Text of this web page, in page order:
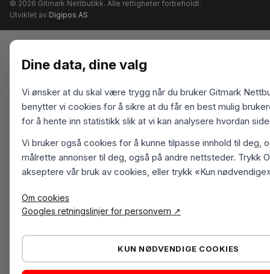
© 2026 Gitmark Nettbutikk. Alle rettigheter forbeholdt.
Utviklet av Digipos AS
Dine data, dine valg
Vi ønsker at du skal være trygg når du bruker Gitmark
benytter vi cookies for å sikre at du får en best mulig
for å hente inn statistikk slik at vi kan analysere hvordan
Vi bruker også cookies for å kunne tilpasse innhold til deg,
målrette annonser til deg, også på andre nettsteder. Trykk
akseptere vår bruk av cookies, eller trykk «Kun
Om cookies
Googles retningslinjer for personvern ↗
KUN NØDVENDIGE COOKIES